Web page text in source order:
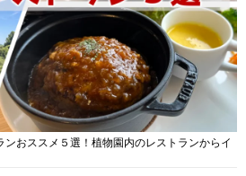
おススメ５選！植物園内のレストランからイ